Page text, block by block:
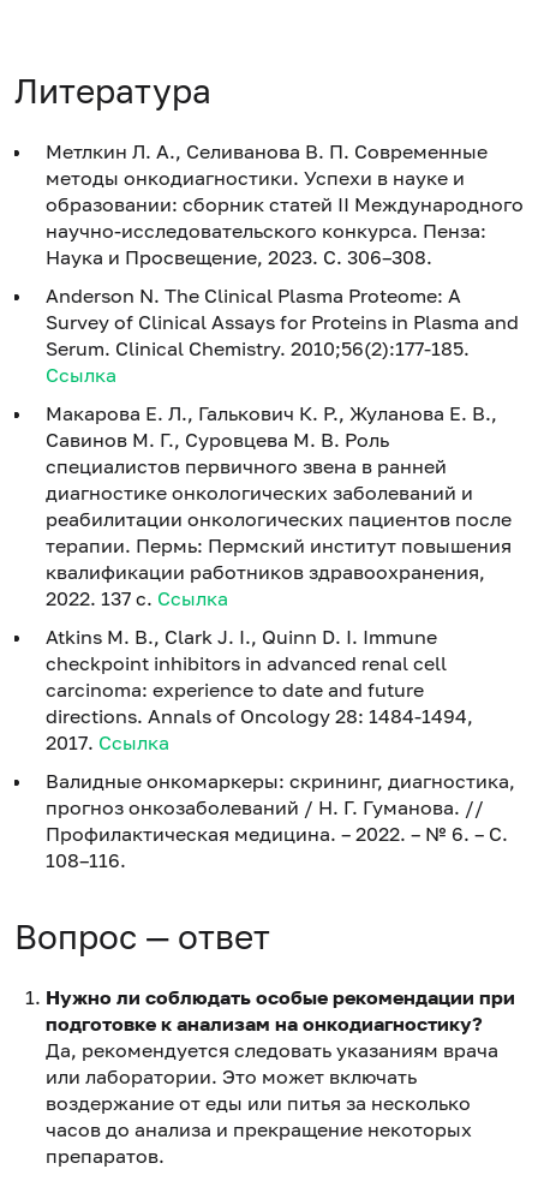
Литература
Метлкин Л. А., Селиванова В. П. Современные
методы онкодиагностики. Успехи в науке и
образовании: сборник статей II Международного
научно-исследовательского конкурса. Пенза:
Наука и Просвещение, 2023. С. 306–308.
Anderson N. The Clinical Plasma Proteome: A
Survey of Clinical Assays for Proteins in Plasma and
Serum. Clinical Chemistry. 2010;56(2):177-185.
Ссылка
Макарова Е. Л., Галькович К. Р., Жуланова Е. В.,
Савинов М. Г., Суровцева М. В. Роль
специалистов первичного звена в ранней
диагностике онкологических заболеваний и
реабилитации онкологических пациентов после
терапии. Пермь: Пермский институт повышения
квалификации работников здравоохранения,
2022. 137 с. Ссылка
Atkins M. B., Clark J. I., Quinn D. I. Immune
checkpoint inhibitors in advanced renal cell
carcinoma: experience to date and future
directions. Annals of Oncology 28: 1484-1494,
2017. Ссылка
Валидные онкомаркеры: скрининг, диагностика,
прогноз онкозаболеваний / Н. Г. Гуманова. //
Профилактическая медицина. – 2022. – № 6. – С.
108–116.
Вопрос — ответ
Нужно ли соблюдать особые рекомендации при
подготовке к анализам на онкодиагностику?
Да, рекомендуется следовать указаниям врача
или лаборатории. Это может включать
воздержание от еды или питья за несколько
часов до анализа и прекращение некоторых
препаратов.